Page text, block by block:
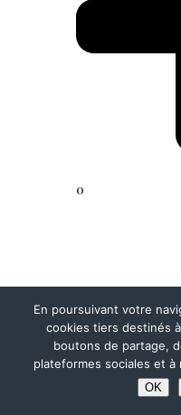
0
En poursuivant votre
cookies tiers destinés
boutons de partage,
plateformes sociales et
OK